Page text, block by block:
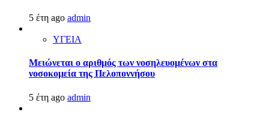
5 έτη ago admin
ΥΓΕΙΑ
Μειώνεται ο αριθμός των νοσηλευομένων στα
νοσοκομεία της Πελοποννήσου
5 έτη ago admin